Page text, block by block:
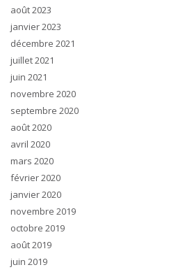
août 2023
janvier 2023
décembre 2021
juillet 2021
juin 2021
novembre 2020
septembre 2020
août 2020
avril 2020
mars 2020
février 2020
janvier 2020
novembre 2019
octobre 2019
août 2019
juin 2019